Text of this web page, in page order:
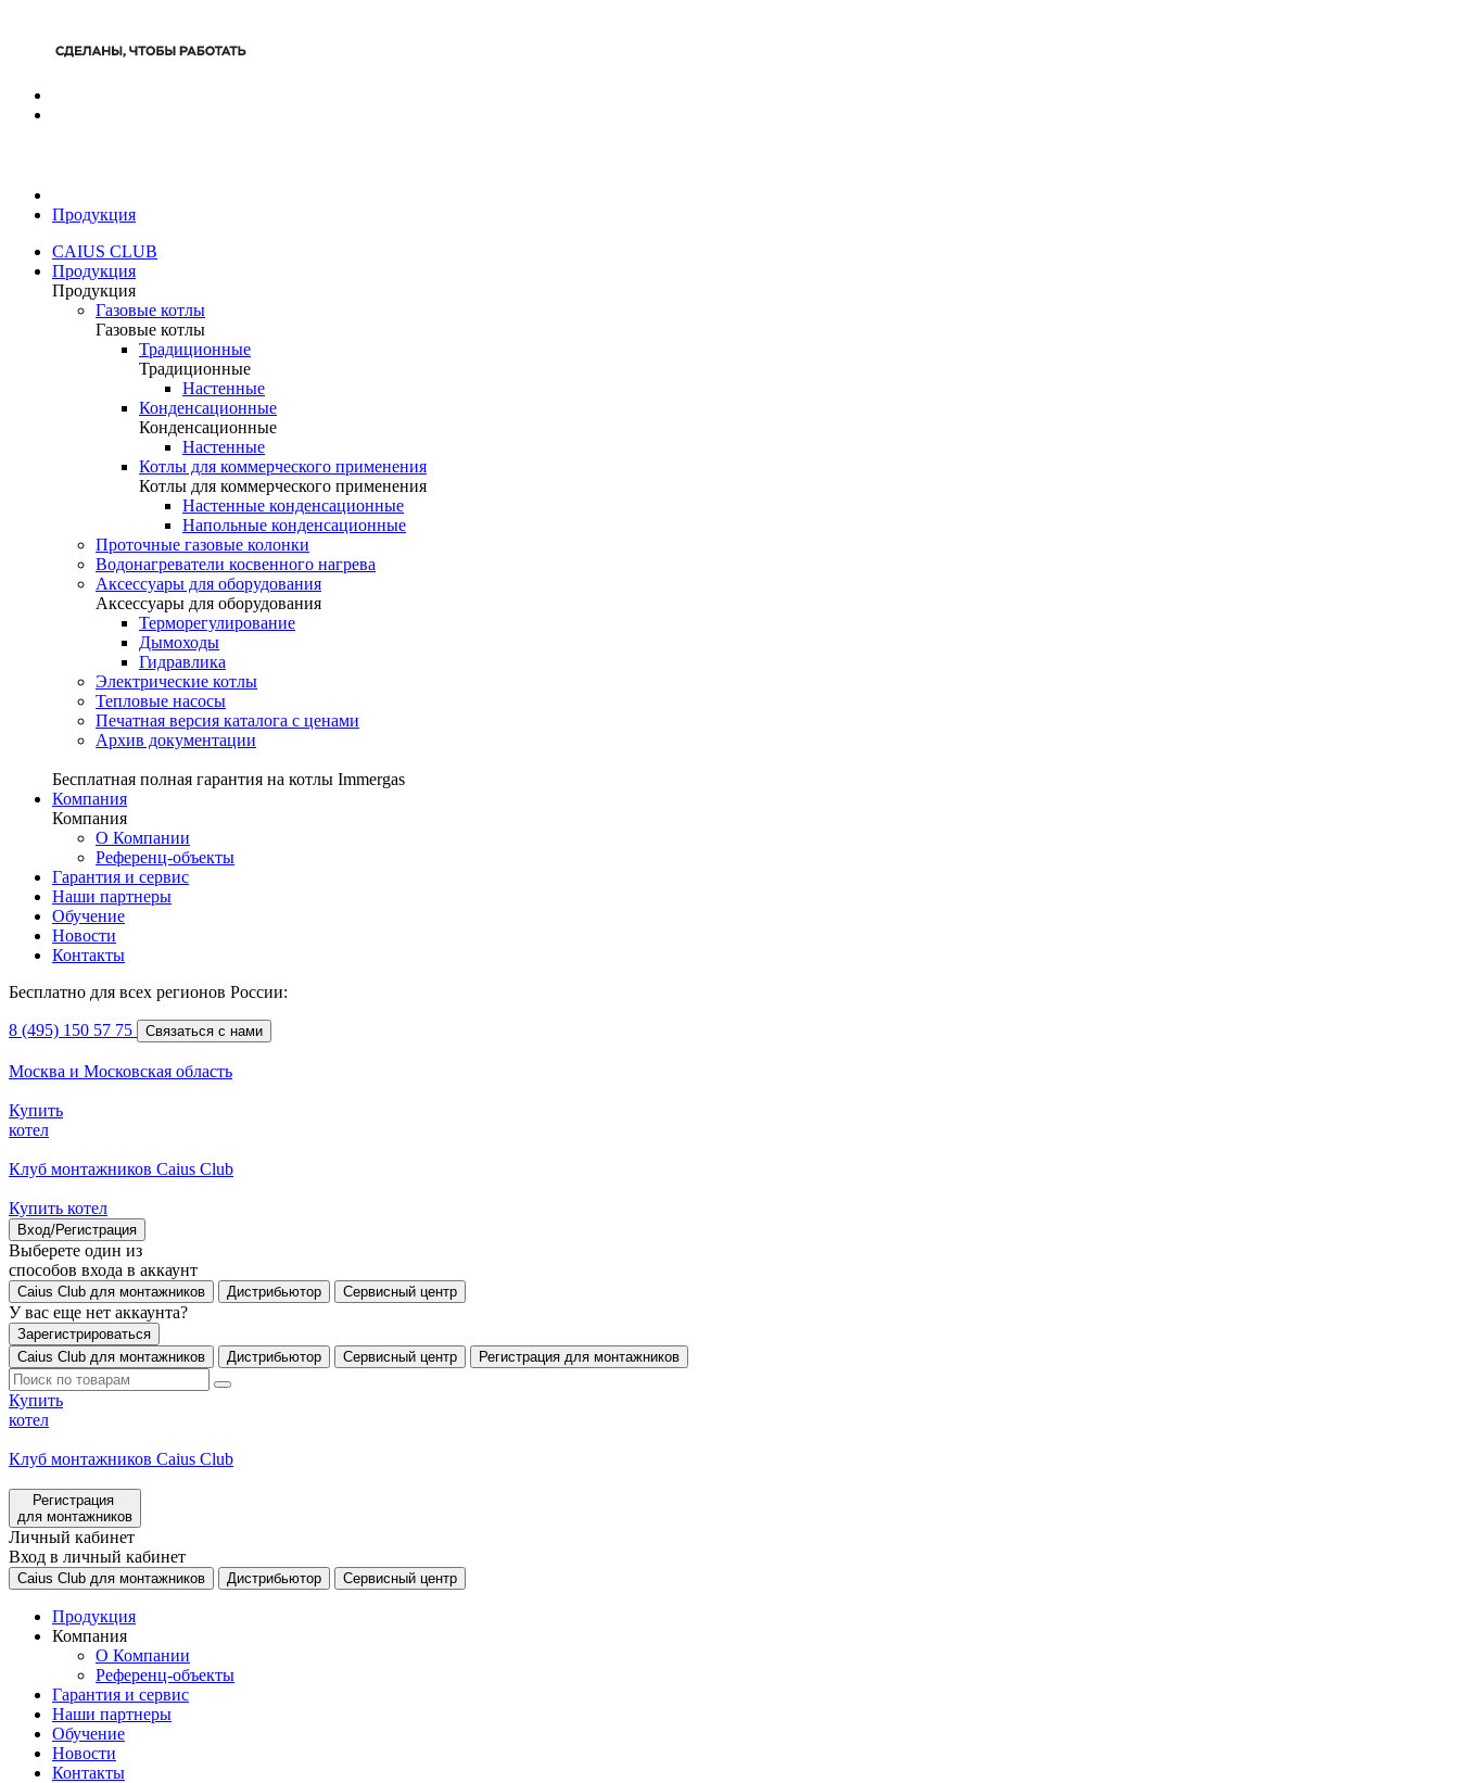
Продукция
CAIUS CLUB
Продукция
Продукция
Газовые котлы
Газовые котлы
Традиционные
Традиционные
Настенные
Конденсационные
Конденсационные
Настенные
Котлы для коммерческого применения
Котлы для коммерческого применения
Настенные конденсационные
Напольные конденсационные
Проточные газовые колонки
Водонагреватели косвенного нагрева
Аксессуары для оборудования
Аксессуары для оборудования
Терморегулирование
Дымоходы
Гидравлика
Электрические котлы
Тепловые насосы
Печатная версия каталога с ценами
Архив документации
Бесплатная полная гарантия на котлы Immergas
Компания
Компания
О Компании
Референц-объекты
Гарантия и сервис
Наши партнеры
Обучение
Новости
Контакты
Бесплатно для всех регионов России:
8 (495) 150 57 75 Связаться с нами
Москва и Московская область
Купить
котел
Клуб монтажников Caius Club
Купить котел
Вход/Регистрация
Выберете один из
способов входа в аккаунт
Caius Club для монтажников Дистрибьютор Сервисный центр
У вас еще нет аккаунта?
Зарегистрироваться
Caius Club для монтажников
Дистрибьютор Сервисный центр Регистрация для монтажников
Купить
котел
Клуб монтажников Caius Club
Регистрация
для монтажников
Личный кабинет
Вход в личный кабинет
Caius Club для монтажников Дистрибьютор Сервисный центр
Продукция
Компания
О Компании
Референц-объекты
Гарантия и сервис
Наши партнеры
Обучение
Новости
Контакты